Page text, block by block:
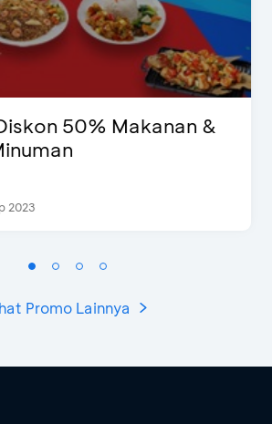
50% Makanan &
2023
Promo Lainnya